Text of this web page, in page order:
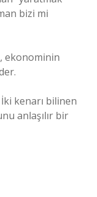
bizi mi
ekonominin
kenarı bilinen
anlaşılır bir